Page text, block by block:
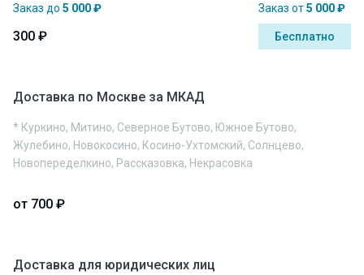
Заказ до 5 000 ₽
300 ₽
Заказ от5 000 ₽
Бесплатно
Доставка по Москве за МКАД
* Куркино, Митино, Северное Бутово, Южное Бутово,
Жулебино, Новокосино, Косино-Ухтомский, Солнцево,
Новопеределкино, Рассказовка, Некрасовка
от 700 ₽
Доставка для юридических лиц